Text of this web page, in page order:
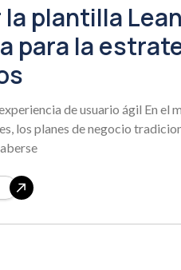
plantilla
para la
de usuario ágil En el
los planes de negocio